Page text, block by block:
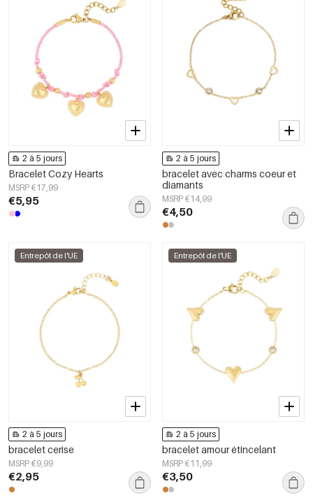
2 à 5 jours
Bracelet Cozy Hearts
MSRP €17,99
€5,95
2 à 5 jours
bracelet avec charms coeur et
diamants
MSRP €14,99
€4,50
Entrepôt de l'UE
2 à 5 jours
bracelet cerise
MSRP €9,99
€2,95
Entrepôt de l'UE
2 à 5 jours
bracelet amour étincelant
MSRP €11,99
€3,50